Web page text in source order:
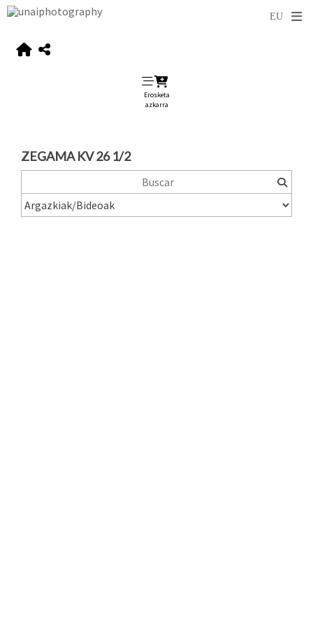
Erosketa
azkarra
ZEGAMA KV 26 1/2